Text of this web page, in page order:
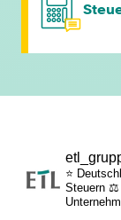
⭐
Steuern ⚖️